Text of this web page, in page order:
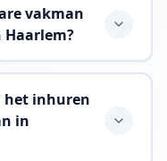
vakman
het inhuren
in